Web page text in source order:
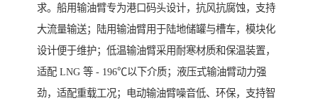
求。船用输油臂专为港口码头设计，抗风抗腐蚀，支持
大流量输送；陆用输油臂用于陆地储罐与槽车，模块化
设计便于维护；低温输油臂采用耐寒材质和保温装置，
适配 LNG 等 - 196℃以下介质；液压式输油臂动力强
劲，适配重载工况；电动输油臂噪音低、环保，支持智